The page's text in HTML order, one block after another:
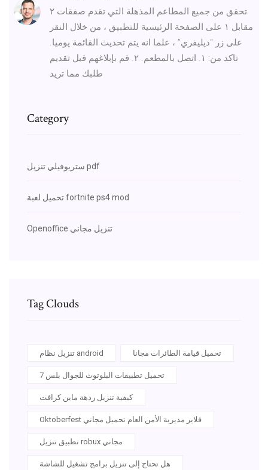
تحقق من جميع المطاعم المذهلة التي تقدم صفقات ٢
مقابل ١ على الصفحة الرئيسية للتطبيق ، من خلال النقر
على زر “ديليفري” ، علما انه يتم تحديث القائمة يوميا.
تاكد من: ١. اتصل بالمطعم. ٢. قم بإبلاغهم قبل تقديم
طلبك مما تريد
Category
ستريوفيلي تنزيل pdf
تحميل لعبة fortnite ps4 mod
Openoffice تنزيل مجاني
Tag Clouds
تنزيل نظام android تحميل قيامة الطائرات مجانا
تحميل تطبيقات البلوتوث للجوال بلس 7
كيفية تنزيل ردهة ماين كرافت
Oktoberfest فلاير مديرية الأمن العام تحميل مجاني
تطبيق تنزيل robux مجاني
هل تحتاج إلى تنزيل برامج تشغيل للشاشة